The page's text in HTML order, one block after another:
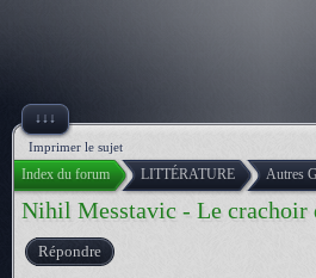
↓↓↓
Imprimer le sujet
Index du forum LITTÉRATURE Autres
Nihil Messtavic - Le crachoir
Répondre